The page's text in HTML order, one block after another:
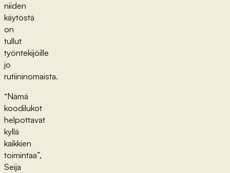
niiden
käytöstä
on
tullut
työntekijöille
jo
rutiininomaista.
“Nämä
koodilukot
helpottavat
kyllä
kaikkien
toimintaa”,
Seija